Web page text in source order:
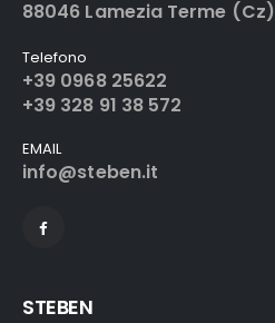
88046 Lamezia Terme (Cz)
Telefono
+39 0968 25622
+39 328 91 38 572
EMAIL
info@steben.it
STEBEN